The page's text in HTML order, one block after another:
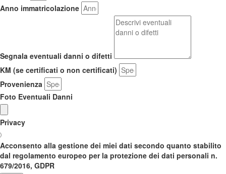
Anno immatricolazione
Segnala eventuali danni o difetti
KM (se certificati o non certificati)
Provenienza
Foto Eventuali Danni
Privacy
Acconsento alla gestione dei miei dati secondo quanto stabilito
dal regolamento europeo per la protezione dei dati personali n.
679/2016, GDPR